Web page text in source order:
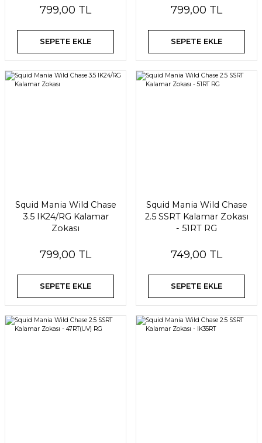
799,00 TL
SEPETE EKLE
799,00 TL
SEPETE EKLE
Squid Mania Wild Chase
3.5 IK24/RG Kalamar
Zokası
799,00 TL
SEPETE EKLE
Squid Mania Wild Chase
2.5 SSRT Kalamar Zokası
- 51RT RG
749,00 TL
SEPETE EKLE